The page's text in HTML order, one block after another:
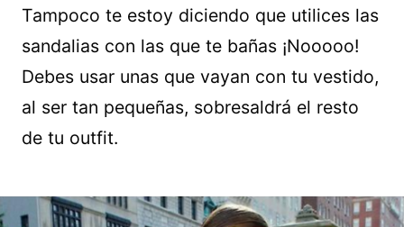
Tampoco te estoy diciendo que utilices las
sandalias con las que te bañas ¡Nooooo!
Debes usar unas que vayan con tu vestido,
al ser tan pequeñas, sobresaldrá el resto
de tu outfit.